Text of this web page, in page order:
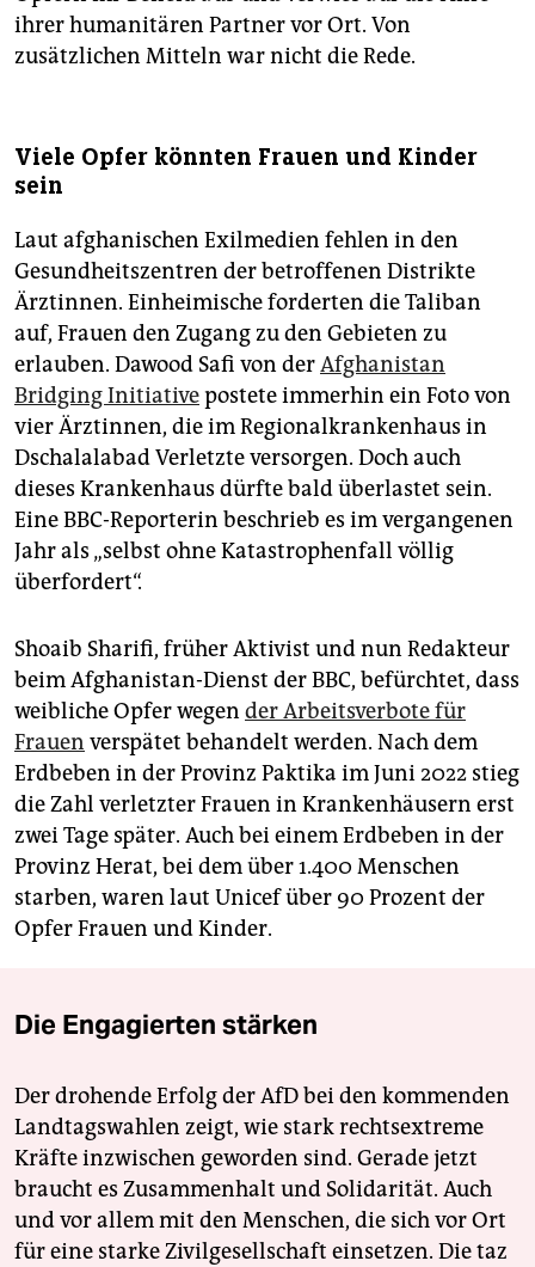
ihrer humanitären Partner vor Ort. Von
zusätzlichen Mitteln war nicht die Rede.
Viele Opfer könnten Frauen und Kinder
sein
Laut afghanischen Exilmedien fehlen in den
Gesundheitszentren der betroffenen Distrikte
Ärztinnen. Einheimische forderten die Taliban
auf, Frauen den Zugang zu den Gebieten zu
erlauben. Dawood Safi von derAfghanistan
Bridging Initiativepostete immerhin ein Foto von
vier Ärztinnen, die im Regionalkrankenhaus in
Dschalalabad Verletzte versorgen. Doch auch
dieses Krankenhaus dürfte bald überlastet sein.
Eine BBC-Reporterin beschrieb es im vergangenen
Jahr als „selbst ohne Katastrophenfall völlig
überfordert“.
Shoaib Sharifi, früher Aktivist und nun Redakteur
beim Afghanistan-Dienst der BBC, befürchtet, dass
weibliche Opfer wegen der Arbeitsverbote für
Frauen verspätet behandelt werden. Nach dem
Erdbeben in der Provinz Paktika im Juni 2022 stieg
die Zahl verletzter Frauen in Krankenhäusern erst
zwei Tage später. Auch bei einem Erdbeben in der
Provinz Herat, bei dem über 1.400 Menschen
starben, waren laut Unicef über 90 Prozent der
Opfer Frauen und Kinder.
Die Engagierten stärken
Der drohende Erfolg der AfD bei den kommenden
Landtagswahlen zeigt, wie stark rechtsextreme
Kräfte inzwischen geworden sind. Gerade jetzt
braucht es Zusammenhalt und Solidarität. Auch
und vor allem mit den Menschen, die sich vor Ort
für eine starke Zivilgesellschaft einsetzen. Die taz